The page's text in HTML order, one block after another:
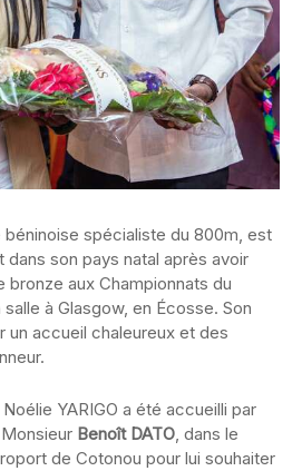
béninoise spécialiste du 800m, est
son pays natal après avoir
bronze aux Championnats du
à Glasgow, en Écosse. Son
un accueil chaleureux et des
YARIGO a été accueilli par
Benoît DATO, dans le
de Cotonou pour lui souhaiter